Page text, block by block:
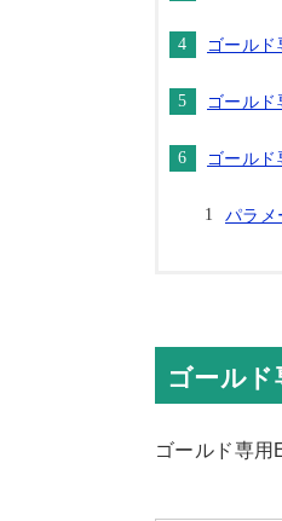
ゴール
ゴール
ゴール
パラメ
ゴール
ゴールド専用